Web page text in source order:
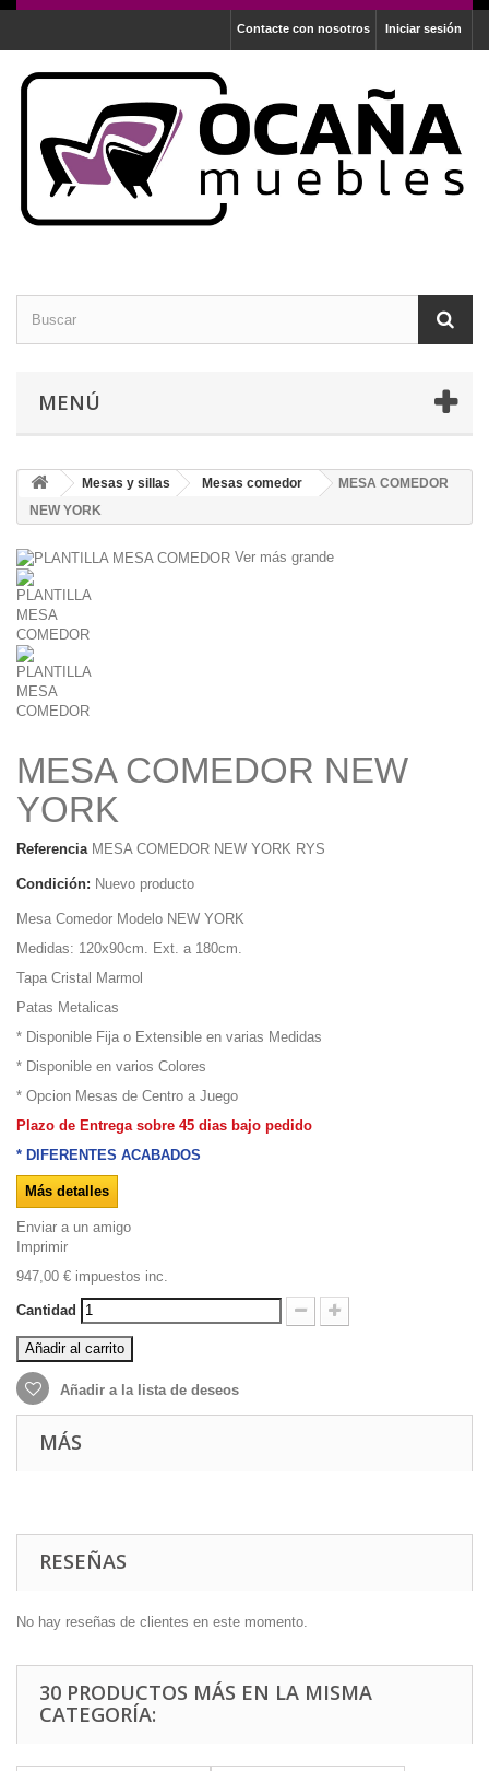
Iniciar sesión
Contacte con nosotros
MENÚ
Mesas y sillas Mesas comedor
MESA COMEDOR
NEW YORK
Ver más grande
MESA COMEDOR NEW
YORK
Referencia MESA COMEDOR NEW YORK RYS
Condición: Nuevo producto
Mesa Comedor Modelo NEW YORK
Medidas: 120x90cm. Ext. a 180cm.
Tapa Cristal Marmol
Patas Metalicas
* Disponible Fija o Extensible en varias Medidas
* Disponible en varios Colores
* Opcion Mesas de Centro a Juego
Plazo de Entrega sobre 45 dias bajo pedido
* DIFERENTES ACABADOS
Más detalles
Enviar a un amigo
Imprimir
947,00 € impuestos inc.
Cantidad
Añadir al carrito
Añadir a la lista de deseos
MÁS
RESEÑAS
No hay reseñas de clientes en este momento.
30 PRODUCTOS MÁS EN LA MISMA
CATEGORÍA: